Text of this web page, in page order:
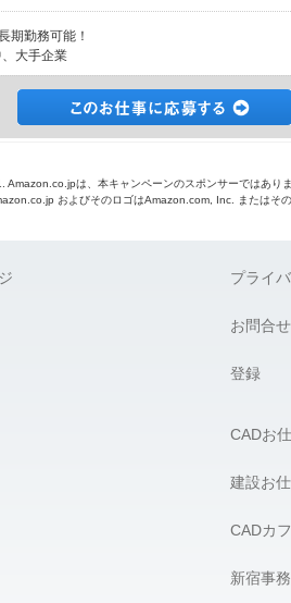
期勤務可能！
大手企業
Amazon.co.jpは、本キャンペーンのスポンサーではあり
およびそのロゴはAmazon.com, Inc. またはそ
プライ
お問合せ
登録
CADお
建設お
CADカ
新宿事